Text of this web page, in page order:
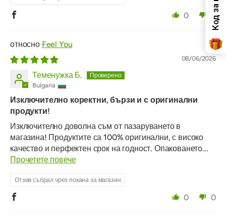
0 0
Feel You
08/06/2026
Теменужка Б.
Bulgaria
Изключително коректни, бързи и с оригинални
продукти!
Изключително доволна съм от пазаруването в
магазина! Продуктите са 100% оригинални, с високо
качество и перфектен срок на годност. Опаковането...
Прочетете повече
Отзив събрал чрез покана за магазин
0 0